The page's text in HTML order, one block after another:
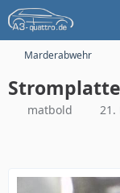
Marderabwehr
matbold 21.